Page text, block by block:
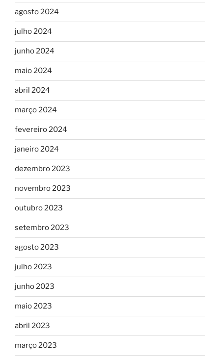
agosto 2024
julho 2024
junho 2024
maio 2024
abril 2024
março 2024
fevereiro 2024
janeiro 2024
dezembro 2023
novembro 2023
outubro 2023
setembro 2023
agosto 2023
julho 2023
junho 2023
maio 2023
abril 2023
março 2023